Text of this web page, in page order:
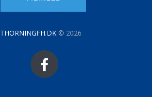
THORNINGFH.DK © 2026